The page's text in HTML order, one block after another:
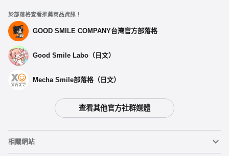
於部落格查看推薦商品資訊！
GOOD SMILE COMPANY台灣官方部落格
Good Smile Labo（日文）
Mecha Smile部落格（日文）
查看其他官方社群媒體
相關網站